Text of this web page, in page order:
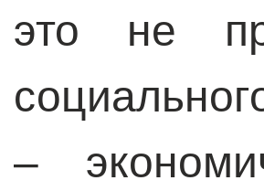
это не
–